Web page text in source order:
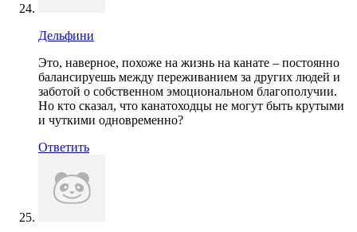
Дельфини
Это, наверное, похоже на жизнь на канате – постоянно
балансируешь между переживанием за других людей и
заботой о собственном эмоциональном благополучии.
Но кто сказал, что канатоходцы не могут быть крутыми
и чуткими одновременно?
Ответить